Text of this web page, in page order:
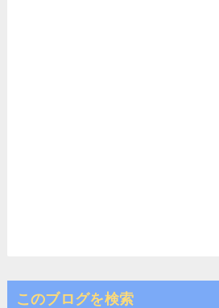
このブログを検索